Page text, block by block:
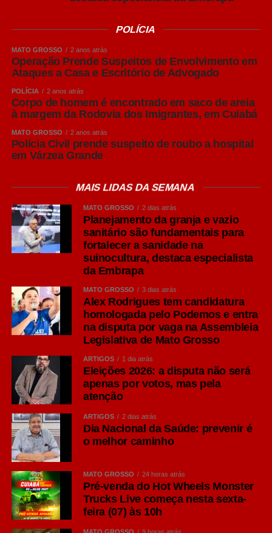
Embora “Puro Malte” não seja um estilo de cerveja, mas
uma classificação relacionada aos ingredientes utilizados
na produção, o termo se tornou bastante conhecido entre
os consumidores brasileiros.
Produzidas exclusivamente com malte de cevada, água,
lúpulo e levedura, as cervejas Puro Malte costumam
apresentar maior percepção do sabor do malte, corpo
equilibrado e aromas mais evidentes.
consumo e costumam acompanhar carnes grelhadas,
IPA: personalidade marcada pelo lúpulo
Um dos estilos que mais cresceram em popularidade nos
últimos anos é a India Pale Ale (IPA), pertencente à
família Ale. Segundo O Guia Oxford da Cerveja, de
Garrett Oliver, ela surgiu por problemas logísticos no
século 19. Os colonizadores britânicos tinham as
cervejas estragadas ao longo de suas viagens à Índia,
então encontraram a solução de colocar uma
concentração maior de lúpulo, que age como conservante
natural e dá mais amargor, e de álcool, para que a bebida
suportasse as longas viagens marítimas sem perder
qualidade.
Seu diferencial está na maior presença do lúpulo,
ingrediente responsável por aromas cítricos, florais e
frutados, além de um amargor mais pronunciado quando
comparado às Lagers tradicionais.
Consumidores que apreciam sabores mais intensos
costumam encontrar na IPA uma excelente opção para
momentos de degustação ou refeições de sabor
marcante, como hambúrgueres artesanais e carnes
POLÍCIA
MATO GROSSO 2 anos atrás
Operação Prende Suspeitos de Envolvimento em
Ataques a Casa e Escritório de Advogado
POLÍCIA 2 anos atrás
Corpo de homem é encontrado em saco de areia
à margem da Rodovia dos Imigrantes, em Cuiabá
MATO GROSSO 2 anos atrás
Polícia Civil prende suspeito de roubo a hospital
em Várzea Grande
MAIS LIDAS DA SEMANA
MATO GROSSO 2 dias atrás
Planejamento da granja e vazio
sanitário são fundamentais para
fortalecer a sanidade na
suinocultura, destaca especialista
da Embrapa
MATO GROSSO 3 dias atrás
Alex Rodrigues tem candidatura
homologada pelo Podemos e entra
na disputa por vaga na Assembleia
Legislativa de Mato Grosso
ARTIGOS 1 dia atrás
Eleições 2026: a disputa não será
apenas por votos, mas pela
atenção
ARTIGOS 2 dias atrás
Dia Nacional da Saúde: prevenir é
o melhor caminho
MATO GROSSO 24 horas atrás
Pré-venda do Hot Wheels Monster
Trucks Live começa nesta sexta-
feira (07) às 10h